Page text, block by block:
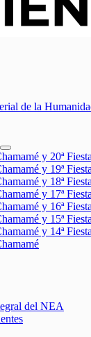
de la
y 20ª
y 19ª
y 18ª
y 17ª
y 16ª
y 15ª
y 14ª
del NEA